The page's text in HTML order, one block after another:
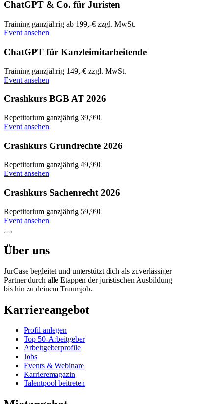
ChatGPT & Co. für Juristen
Training ganzjährig ab 199,-€ zzgl. MwSt.
Event ansehen
ChatGPT für Kanzleimitarbeitende
Training ganzjährig 149,-€ zzgl. MwSt.
Event ansehen
Crashkurs BGB AT 2026
Repetitorium ganzjährig 39,99€
Event ansehen
Crashkurs Grundrechte 2026
Repetitorium ganzjährig 49,99€
Event ansehen
Crashkurs Sachenrecht 2026
Repetitorium ganzjährig 59,99€
Event ansehen
Über uns
JurCase begleitet und unterstützt dich als zuverlässiger
Partner durch alle Etappen der juristischen Ausbildung
bis hin zu deinem Traumjob.
Karriereangebot
Profil anlegen
Top 50-Arbeitgeber
Arbeitgeberprofile
Jobs
Events & Webinare
Karrieremagazin
Talentpool beitreten